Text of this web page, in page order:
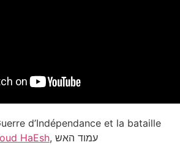
d’Indépendance et la bataille
HaEsh , עמוד האש